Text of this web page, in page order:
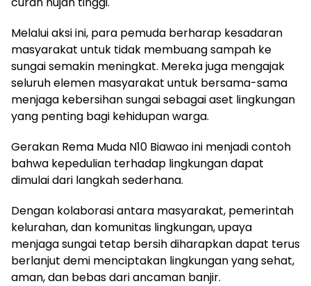
Melalui aksi ini, para pemuda berharap kesadaran
masyarakat untuk tidak membuang sampah ke
sungai semakin meningkat. Mereka juga mengajak
seluruh elemen masyarakat untuk bersama-sama
menjaga kebersihan sungai sebagai aset lingkungan
yang penting bagi kehidupan warga.
Gerakan Rema Muda N10 Biawao ini menjadi contoh
bahwa kepedulian terhadap lingkungan dapat
dimulai dari langkah sederhana.
Dengan kolaborasi antara masyarakat, pemerintah
kelurahan, dan komunitas lingkungan, upaya
menjaga sungai tetap bersih diharapkan dapat terus
berlanjut demi menciptakan lingkungan yang sehat,
aman, dan bebas dari ancaman banjir.